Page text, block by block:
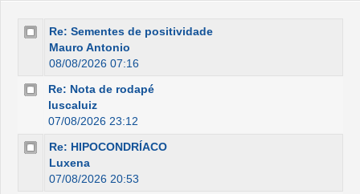
Re: Sementes de positividade
Mauro Antonio
08/08/2026 07:16
Re: Nota de rodapé
luscaluiz
07/08/2026 23:12
Re: HIPOCONDRÍACO
Luxena
07/08/2026 20:53